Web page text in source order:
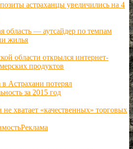
астраханцы увеличились на 4
область — аутсайдер по темпам
жилья
области открылся интернет-
продуктов
Астрахани потерял
за 2015 год
хватает «качественных» торговых
Реклама